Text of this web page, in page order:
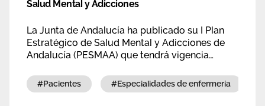
Salud Mental y Adicciones
La Junta de Andalucía ha publicado su I Plan
Estratégico de Salud Mental y Adicciones de
Andalucía (PESMAA) que tendrá vigencia
#pacientes #especialidades de enfermería